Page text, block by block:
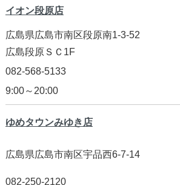
イオン段原店
広島県広島市南区段原南1-3-52
広島段原ＳＣ1F
082-568-5133
9:00～20:00
ゆめタウンみゆき店
広島県広島市南区宇品西6-7-14
082-250-2120